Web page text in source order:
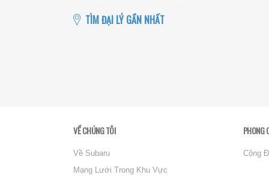
TÌM ĐẠI LÝ GẦN NHẤT
VỀ CHÚNG TÔI
Về Subaru
Mạng Lưới Trong Khu Vực
PHONG
Cộng